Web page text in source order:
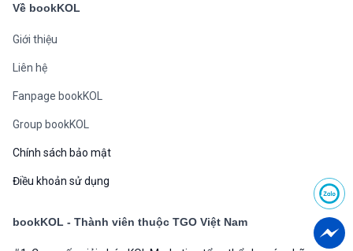
Về bookKOL
Giới thiệu
Liên hệ
Fanpage bookKOL
Group bookKOL
Chính sách bảo mật
Điều khoản sử dụng
bookKOL - Thành viên thuộc TGO Việt Nam